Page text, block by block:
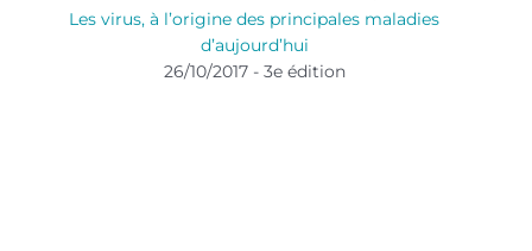
Les virus, à l’origine des principales maladies
d’aujourd’hui
26/10/2017 - 3e édition